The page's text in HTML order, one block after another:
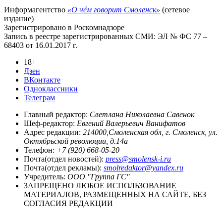
Информагентство «О чём говорит Смоленск» (сетевое
издание)
Зарегистрировано в Роскомнадзоре
Запись в реестре зарегистрированных СМИ: ЭЛ № ФС 77 –
68403 от 16.01.2017 г.
18+
Дзен
ВКонтакте
Одноклассники
Телеграм
Главный редактор: Светлана Николаевна Савенок
Шеф-редактор: Евгений Валерьевич Ванифатов
Адрес редакции: 214000,Смоленская обл, г. Смоленск, ул.
Октябрьской революции, д.14а
Телефон: +7 (920) 668-05-20
Почта(отдел новостей): press@smolensk-i.ru
Почта(отдел рекламы): smolredaktor@yandex.ru
Учредитель: ООО "Группа ГС"
ЗАПРЕЩЕНО ЛЮБОЕ ИСПОЛЬЗОВАНИЕ
МАТЕРИАЛОВ, РАЗМЕЩЕННЫХ НА САЙТЕ, БЕЗ
СОГЛАСИЯ РЕДАКЦИИ